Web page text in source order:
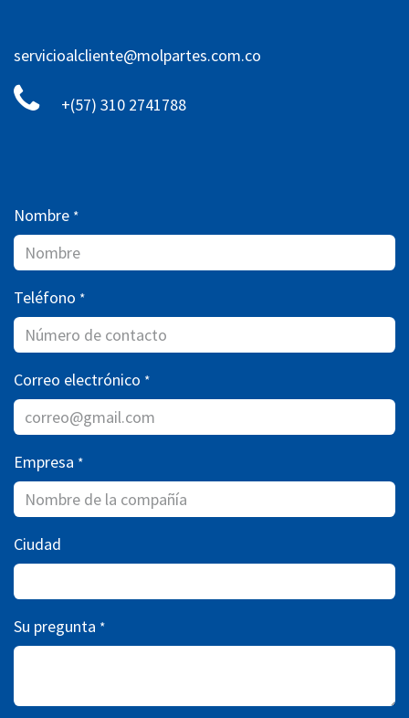
servicioalcliente@molpartes.com.co
+(57) 310 2741788
Nombre *
Teléfono *
Correo electrónico *
Empresa *
Ciudad
Su pregunta *